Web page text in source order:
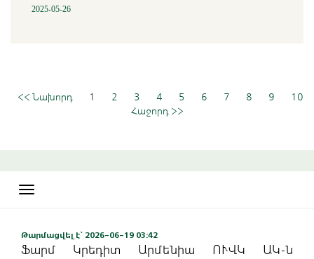
2025-05-26
<< Նախորդ 1 2 3 4 5 6 7 8 9
10
Հաջորդ >>
Toggle
Թարմացվել է` 2026-06-19 03:42
Ֆարմ Կրեդիտ Արմենիա ՈՒՎԿ ԱԿ-ն